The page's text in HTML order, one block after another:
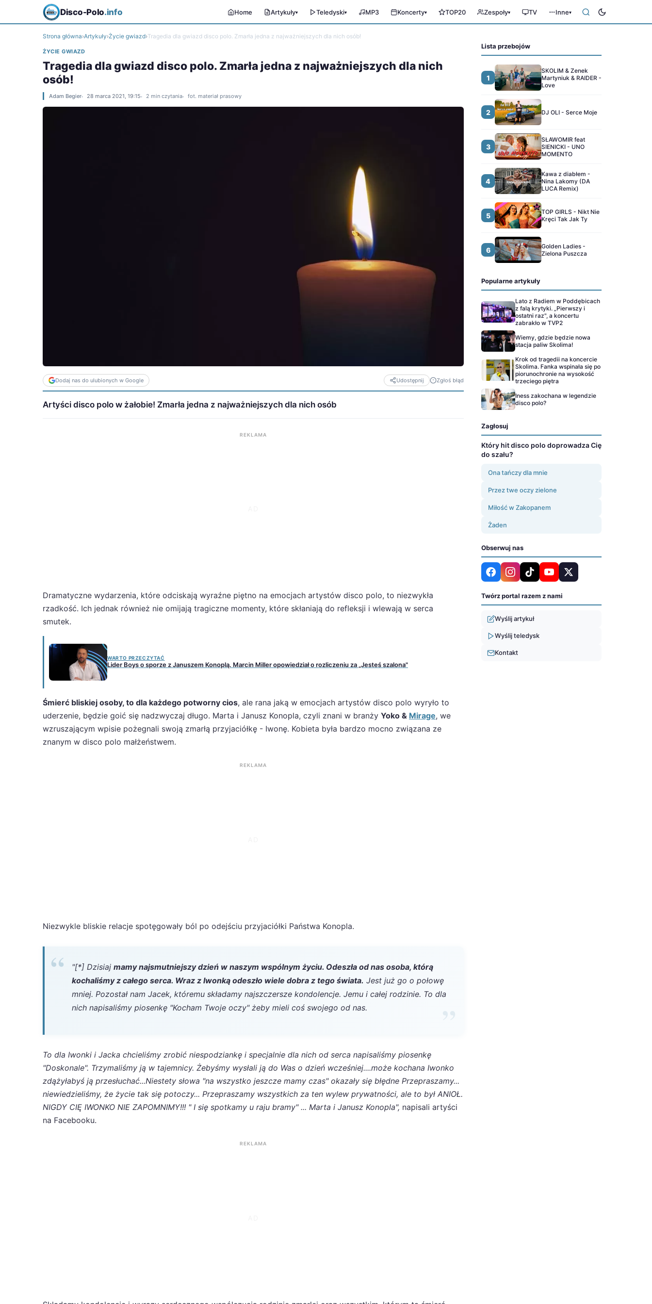
Disco-Polo.info Home Artykuły▾ Teledyski▾ MP3 Koncerty▾ TOP20 Zespoły▾ TV Inne▾
Strona główna›Artykuły›Życie gwiazd›Tragedia dla gwiazd disco polo. Zmarła jedna z najważniejszych dla nich osób!
ŻYCIE GWIAZD
Tragedia dla gwiazd disco polo. Zmarła jedna z najważniejszych dla nich
osób!
Adam Begier 28 marca 2021, 19:15 2 min czytania fot. materiał prasowy
Dodaj nas do ulubionych w Google Udostępnij Zgłoś błąd
Artyści disco polo w żałobie! Zmarła jedna z najważniejszych dla nich osób
REKLAMA
Dramatyczne wydarzenia, które odciskają wyraźne piętno na emocjach artystów disco polo, to niezwykła
rzadkość. Ich jednak również nie omijają tragiczne momenty, które skłaniają do refleksji i wlewają w serca
smutek.
WARTO PRZECZYTAĆ
Lider Boys o sporze z Januszem Konoplą. Marcin Miller opowiedział o rozliczeniu za „Jesteś szalona"
Śmierć bliskiej osoby, to dla każdego potworny cios, ale rana jaką w emocjach artystów disco polo wyryło to
uderzenie, będzie goić się nadzwyczaj długo. Marta i Janusz Konopla, czyli znani w branży Yoko & Mirage, we
wzruszającym wpisie pożegnali swoją zmarłą przyjaciółkę - Iwonę. Kobieta była bardzo mocno związana ze
znanym w disco polo małżeństwem.
REKLAMA
Niezwykle bliskie relacje spotęgowały ból po odejściu przyjaciółki Państwa Konopla.
"[*] Dzisiaj mamy najsmutniejszy dzień w naszym wspólnym życiu. Odeszła od nas osoba, którą
kochaliśmy z całego serca. Wraz z Iwonką odeszło wiele dobra z tego świata. Jest już go o połowę
mniej. Pozostał nam Jacek, któremu składamy najszczersze kondolencje. Jemu i całej rodzinie. To dla
nich napisaliśmy piosenkę "Kocham Twoje oczy" żeby mieli coś swojego od nas.
To dla Iwonki i Jacka chcieliśmy zrobić niespodziankę i specjalnie dla nich od serca napisaliśmy piosenkę
"Doskonale". Trzymaliśmy ją w tajemnicy. Żebyśmy wysłali ją do Was o dzień wcześniej....może kochana Iwonko
zdążyłabyś ją przesłuchać...Niestety słowa "na wszystko jeszcze mamy czas" okazały się błędne Przepraszamy...
niewiedzieliśmy, że życie tak się potoczy... Przepraszamy wszystkich za ten wylew prywatności, ale to był ANIOŁ.
NIGDY CIĘ IWONKO NIE ZAPOMNIMY!!! " I się spotkamy u raju bramy" ... Marta i Janusz Konopla", napisali artyści
na Facebooku.
REKLAMA
Lista przebojów
1
SKOLIM & Zenek
Martyniuk & RAIDER -
Love
2 DJ OLI - Serce Moje
3
SŁAWOMIR feat
SIENICKI - UNO
MOMENTO
4
Kawa z diabłem -
Nina Lakomy (DA
LUCA Remix)
5
TOP GIRLS - Nikt Nie
Kręci Tak Jak Ty
6
Golden Ladies -
Zielona Puszcza
Popularne artykuły
Lato z Radiem w Poddębicach
z falą krytyki. „Pierwszy i
ostatni raz", a koncertu
zabrakło w TVP2
Wiemy, gdzie będzie nowa
stacja paliw Skolima!
Krok od tragedii na koncercie
Skolima. Fanka wspinała się po
piorunochronie na wysokość
trzeciego piętra
Iness zakochana w legendzie
disco polo?
Zagłosuj
Który hit disco polo doprowadza Cię
do szału?
Ona tańczy dla mnie
Przez twe oczy zielone
Miłość w Zakopanem
Żaden
Obserwuj nas
Twórz portal razem z nami
Wyślij artykuł
Wyślij teledysk
Kontakt